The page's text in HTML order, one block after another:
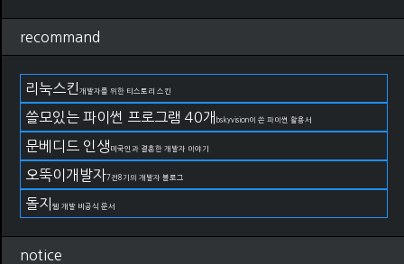
recommand
리눅스킨 개발자를 위한 티스토리 스킨
쓸모있는 파이썬 프로그램 40개 bskyvision이 쓴 파이썬 활용서
문베디드 인생 미국인과 결혼한 개발자 이야기
오뚝이개발자7전8기의 개발자 블로그
돌지 웹 개발 비공식 문서
notice